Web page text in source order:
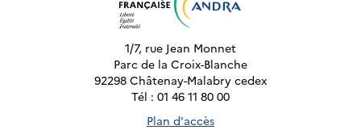
1/7, rue Jean Monnet
Parc de la Croix-Blanche
92298 Châtenay-Malabry cedex
Tél : 01 46 11 80 00
Plan d'accès